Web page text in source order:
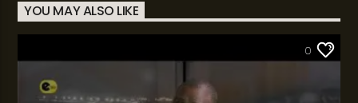
YOU MAY ALSO LIKE
0